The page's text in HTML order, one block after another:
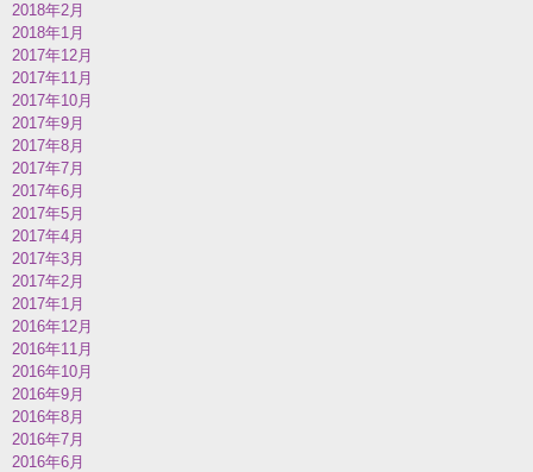
2018年2月
2018年1月
2017年12月
2017年11月
2017年10月
2017年9月
2017年8月
2017年7月
2017年6月
2017年5月
2017年4月
2017年3月
2017年2月
2017年1月
2016年12月
2016年11月
2016年10月
2016年9月
2016年8月
2016年7月
2016年6月